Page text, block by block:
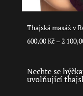
Thajská masáž v
600,00Kč –2
Nechte se
uvolňující